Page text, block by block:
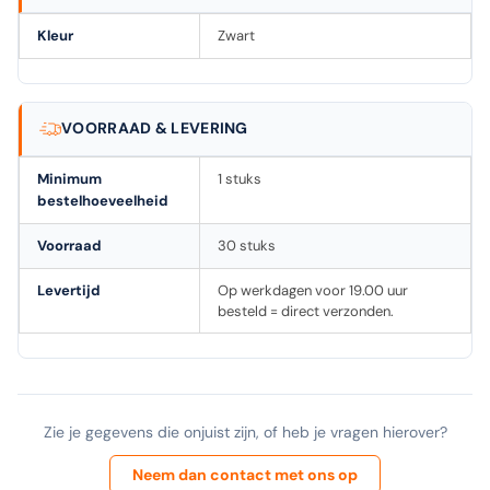
Kleur Zwart
VOORRAAD & LEVERING
Minimum
bestelhoeveelheid
1 stuks
Voorraad 30 stuks
Levertijd
Op werkdagen voor 19.00 uur
besteld = direct verzonden.
Zie je gegevens die onjuist zijn, of heb je vragen hierover?
Neem dan contact met ons op